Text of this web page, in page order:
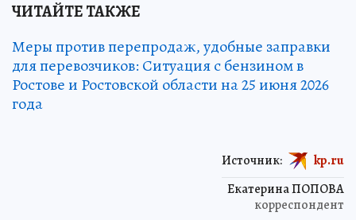
ЧИТАЙТЕ ТАКЖЕ
Меры против перепродаж, удобные заправки
для перевозчиков: Ситуация с бензином в
Ростове и Ростовской области на 25 июня 2026
года
Екатерина ПОПОВА
корреспондент
Источник: kp.ru